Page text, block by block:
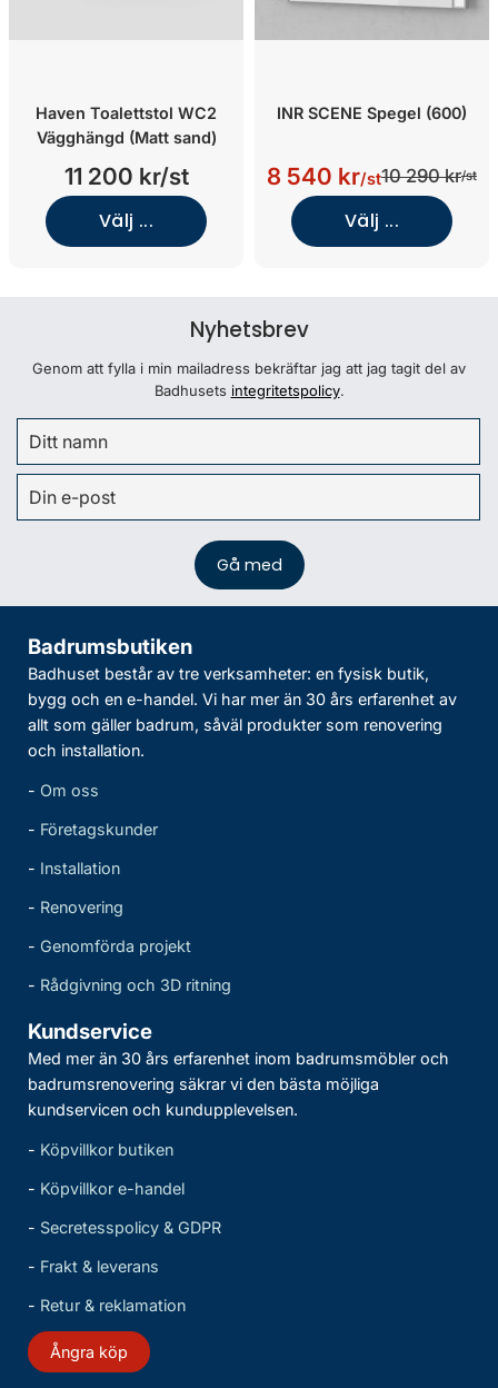
Haven Toalettstol WC2
Vägghängd (Matt sand)
11 200 kr/st
Välj ...
INR SCENE Spegel (600)
8 540 kr/st10 290 kr/st
Välj ...
Nyhetsbrev
Genom att fylla i min mailadress bekräftar jag att jag tagit del av
Badhusets integritetspolicy.
Badrumsbutiken
Badhuset består av tre verksamheter: en fysisk butik,
bygg och en e-handel. Vi har mer än 30 års erfarenhet av
allt som gäller badrum, såväl produkter som renovering
och installation.
- Om oss
- Företagskunder
- Installation
- Renovering
- Genomförda projekt
- Rådgivning och 3D ritning
Kundservice
Med mer än 30 års erfarenhet inom badrumsmöbler och
badrumsrenovering säkrar vi den bästa möjliga
kundservicen och kundupplevelsen.
- Köpvillkor butiken
- Köpvillkor e-handel
- Secretesspolicy & GDPR
- Frakt & leverans
- Retur & reklamation
Ångra köp